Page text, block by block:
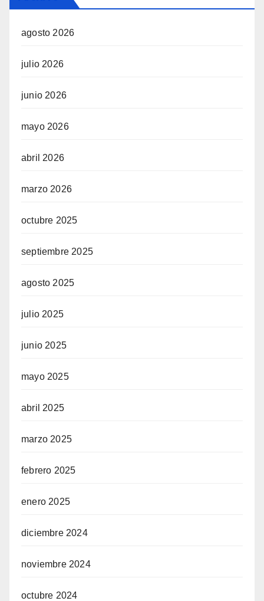
agosto 2026
julio 2026
junio 2026
mayo 2026
abril 2026
marzo 2026
octubre 2025
septiembre 2025
agosto 2025
julio 2025
junio 2025
mayo 2025
abril 2025
marzo 2025
febrero 2025
enero 2025
diciembre 2024
noviembre 2024
octubre 2024